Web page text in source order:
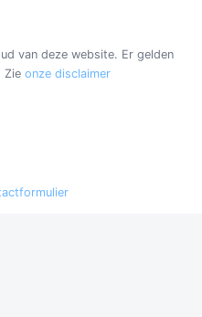
van deze website. Er gelden
Zie onze disclaimer